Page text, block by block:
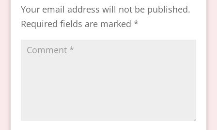
Your email address will not be published.
Required fields are marked *